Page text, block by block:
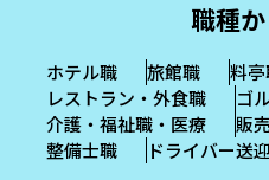
職種
ホテル職 旅館職 料
レストラン・外食職
ゴ
介護・福祉職・医療
販
整備士職
ドライバー送